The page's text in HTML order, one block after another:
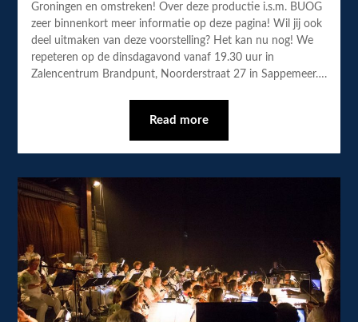
Groningen en omstreken! Over deze productie i.s.m. BUOG
zeer binnenkort meer informatie op deze pagina! Wil jij ook
deel uitmaken van deze voorstelling? Het kan nu nog! We
repeteren op de dinsdagavond vanaf 19.30 uur in
Zalencentrum Brandpunt, Noorderstraat 27 in Sappemeer….
Read more